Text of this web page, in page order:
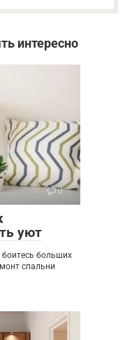
интересно
0
уют
больших
спальни